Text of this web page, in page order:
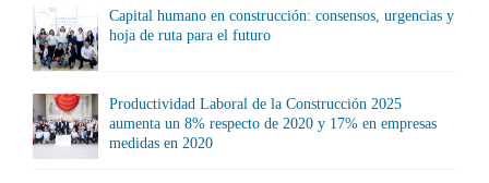
Capital humano en construcción: consensos, urgencias y
hoja de ruta para el futuro
Productividad Laboral de la Construcción 2025
aumenta un 8% respecto de 2020 y 17% en empresas
medidas en 2020